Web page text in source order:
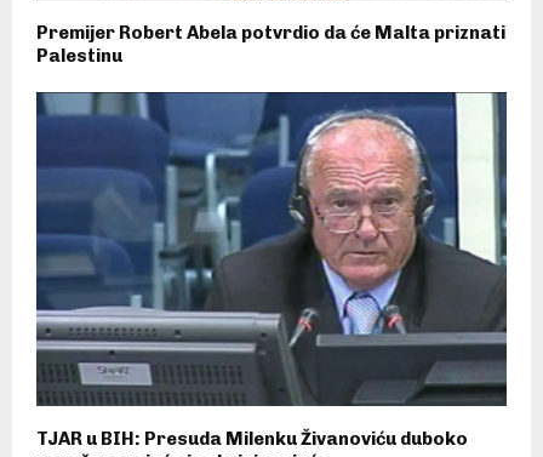
Premijer Robert Abela potvrdio da će Malta priznati
Palestinu
TJAR u BIH: Presuda Milenku Živanoviću duboko